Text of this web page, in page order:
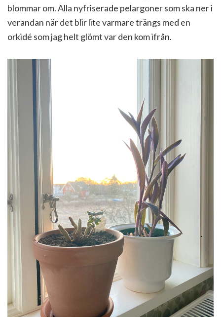
blommar om. Alla nyfriserade pelargoner som ska ner i
verandan när det blir lite varmare trängs med en
orkidé som jag helt glömt var den kom ifrån.